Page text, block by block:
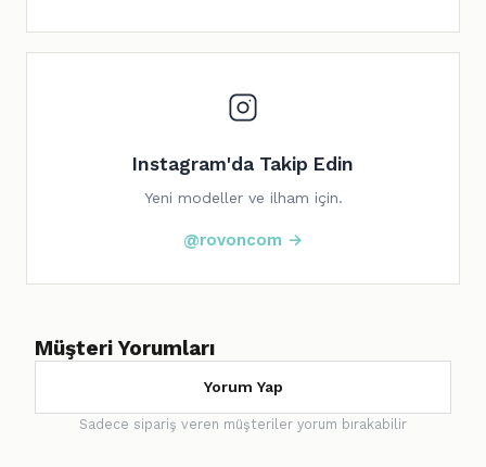
Instagram'da Takip Edin
Yeni modeller ve ilham için.
@rovoncom →
Müşteri Yorumları
Yorum Yap
Sadece sipariş veren müşteriler yorum bırakabilir